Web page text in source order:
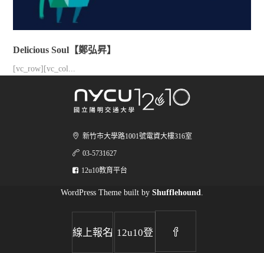
Delicious Soul【鄭弘昇】
[vc_row][vc_col...
新竹市大學路1001號電資大樓316室
03-5731627
12u10教育平台
WordPress Theme built by Shufflehound
線上報名| 12u10登